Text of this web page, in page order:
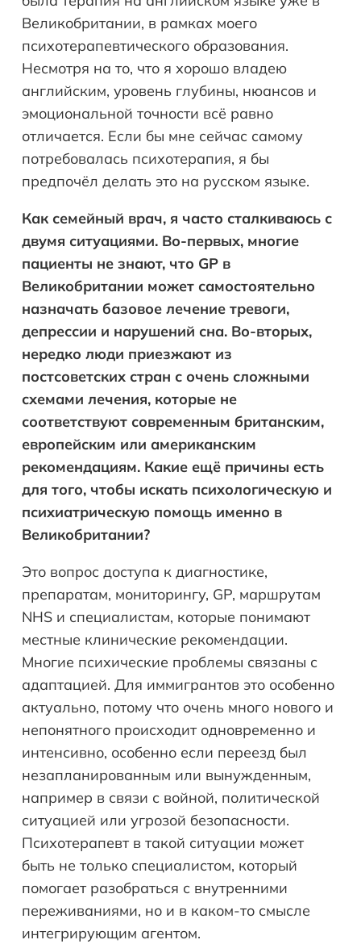
Великобритании, в рамках моего
психотерапевтического образования.
Несмотря на то, что я хорошо владею
английским, уровень глубины, нюансов и
эмоциональной точности всё равно
отличается. Если бы мне сейчас самому
потребовалась психотерапия, я бы
предпочёл делать это на русском языке.
Как семейный врач, я часто сталкиваюсь с
двумя ситуациями. Во-первых, многие
пациенты не знают, что GP в
Великобритании может самостоятельно
назначать базовое лечение тревоги,
депрессии и нарушений сна. Во-вторых,
нередко люди приезжают из
постсоветских стран с очень сложными
схемами лечения, которые не
соответствуют современным британским,
европейским или американским
рекомендациям. Какие ещё причины есть
для того, чтобы искать психологическую и
психиатрическую помощь именно в
Великобритании?
Это вопрос доступа к диагностике,
препаратам, мониторингу, GP, маршрутам
NHS и специалистам, которые понимают
местные клинические рекомендации.
Многие психические проблемы связаны с
адаптацией. Для иммигрантов это особенно
актуально, потому что очень много нового и
непонятного происходит одновременно и
интенсивно, особенно если переезд был
незапланированным или вынужденным,
например в связи с войной, политической
ситуацией или угрозой безопасности.
Психотерапевт в такой ситуации может
быть не только специалистом, который
помогает разобраться с внутренними
переживаниями, но и в каком-то смысле
интегрирующим агентом.